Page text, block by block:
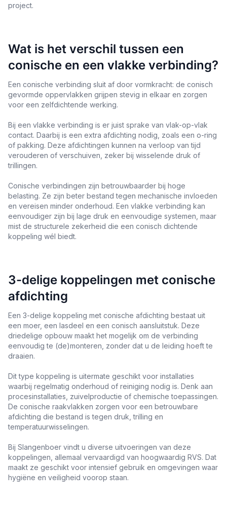
project.
Wat is het verschil tussen een
conische en een vlakke verbinding?
Een conische verbinding sluit af door vormkracht: de conisch
gevormde oppervlakken grijpen stevig in elkaar en zorgen
voor een zelfdichtende werking.
Bij een vlakke verbinding is er juist sprake van vlak-op-vlak
contact. Daarbij is een extra afdichting nodig, zoals een o-ring
of pakking. Deze afdichtingen kunnen na verloop van tijd
verouderen of verschuiven, zeker bij wisselende druk of
trillingen.
Conische verbindingen zijn betrouwbaarder bij hoge
belasting. Ze zijn beter bestand tegen mechanische invloeden
en vereisen minder onderhoud. Een vlakke verbinding kan
eenvoudiger zijn bij lage druk en eenvoudige systemen, maar
mist de structurele zekerheid die een conisch dichtende
koppeling wél biedt.
3-delige koppelingen met conische
afdichting
Een 3-delige koppeling met conische afdichting bestaat uit
een moer, een lasdeel en een conisch aansluitstuk. Deze
driedelige opbouw maakt het mogelijk om de verbinding
eenvoudig te (de)monteren, zonder dat u de leiding hoeft te
draaien.
Dit type koppeling is uitermate geschikt voor installaties
waarbij regelmatig onderhoud of reiniging nodig is. Denk aan
procesinstallaties, zuivelproductie of chemische toepassingen.
De conische raakvlakken zorgen voor een betrouwbare
afdichting die bestand is tegen druk, trilling en
temperatuurwisselingen.
Bij Slangenboer vindt u diverse uitvoeringen van deze
koppelingen, allemaal vervaardigd van hoogwaardig RVS. Dat
maakt ze geschikt voor intensief gebruik en omgevingen waar
hygiëne en veiligheid voorop staan.